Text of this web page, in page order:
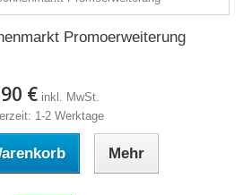
Promoerweiterung
€ inkl. MwSt.
1-2 Werktage
Mehr